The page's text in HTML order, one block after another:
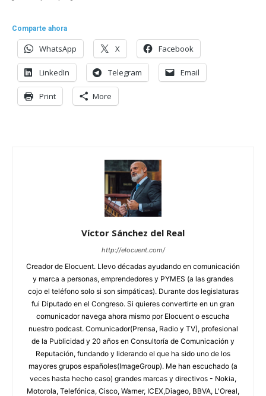
Comparte ahora
WhatsApp X Facebook
LinkedIn Telegram Email
Print More
Víctor Sánchez del Real
http://elocuent.com/
Creador de Elocuent. Llevo décadas ayudando en comunicación
y marca a personas, emprendedores y PYMES (a las grandes
cojo el teléfono solo si son simpáticas). Durante dos legislaturas
fui Diputado en el Congreso. Si quieres convertirte en un gran
comunicador navega ahora mismo por Elocuent o escucha
nuestro podcast. Comunicador(Prensa, Radio y TV), profesional
de la Publicidad y 20 años en Consultoría de Comunicación y
Reputación, fundando y liderando el que ha sido uno de los
mayores grupos españoles(ImageGroup). Me han escuchado (a
veces hasta hecho caso) grandes marcas y directivos - Nokia,
Motorola, Telefónica, Cisco, Warner, ICEX,Diageo, BBVA, L'Oreal,